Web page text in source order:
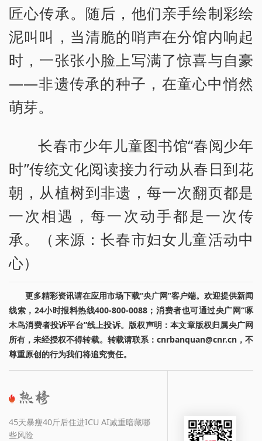
匠心传承。随后，他们亲手绘制彩绘
泥叫叫，当清脆的哨声在分馆内响起
时，一张张小脸上写满了惊喜与自豪
——非遗传承的种子，在童心中悄然
萌芽。
长春市少年儿童图书馆“春阅少年
时”传统文化阅读接力行动从春日到花
朝，从植树到非遗，每一次翻页都是
一次相遇，每一次动手都是一次传
承。（来源：长春市妇女儿童活动中
心）
更多精彩资讯请在应用市场下载“央广网”客户端。欢迎提供新闻
线索，24小时报料热线400-800-0088；消费者也可通过央广网“啄
木鸟消费者投诉平台”线上投诉。版权声明：本文章版权归属央广网
所有，未经授权不得转载。转载请联系：cnrbanquan@cnr.cn，不
尊重原创的行为我们将追究责任。
45天暴瘦40斤后住进ICU AI减重暗藏哪
些风险